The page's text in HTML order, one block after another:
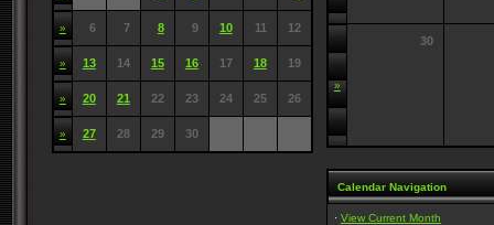
» 6 7 8 9 10 11 12
» 13 14 15 16 17 18 19
» 20 21 22 23 24 25 26
» 27 28 29 30
»
30
Calendar Navigation
· View Current Month